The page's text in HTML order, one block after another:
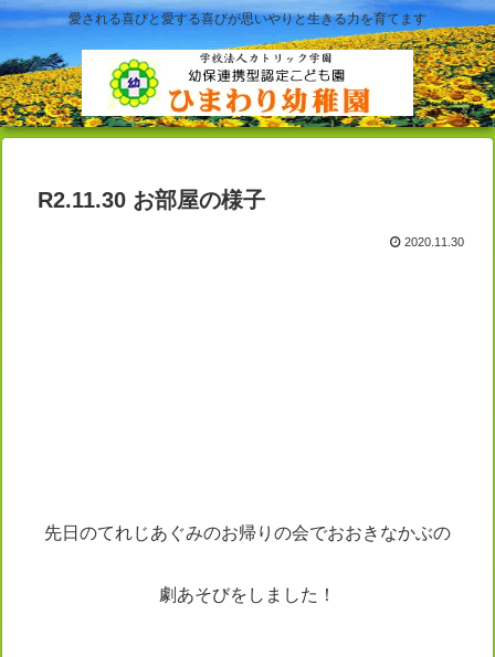
愛される喜びと愛する喜びが思いやりと生きる力を育てます
R2.11.30 お部屋の様子
2020.11.30
先日のてれじあぐみのお帰りの会でおおきなかぶの
劇あそびをしました！